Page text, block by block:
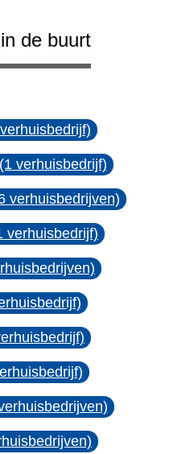
de buurt
verhuisbedrijf)
verhuisbedrijven)
verhuisbedrijf)